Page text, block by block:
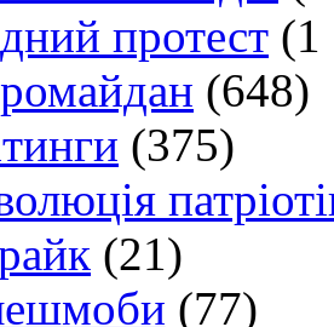
протест (1
(648)
(375)
(21)
(77)